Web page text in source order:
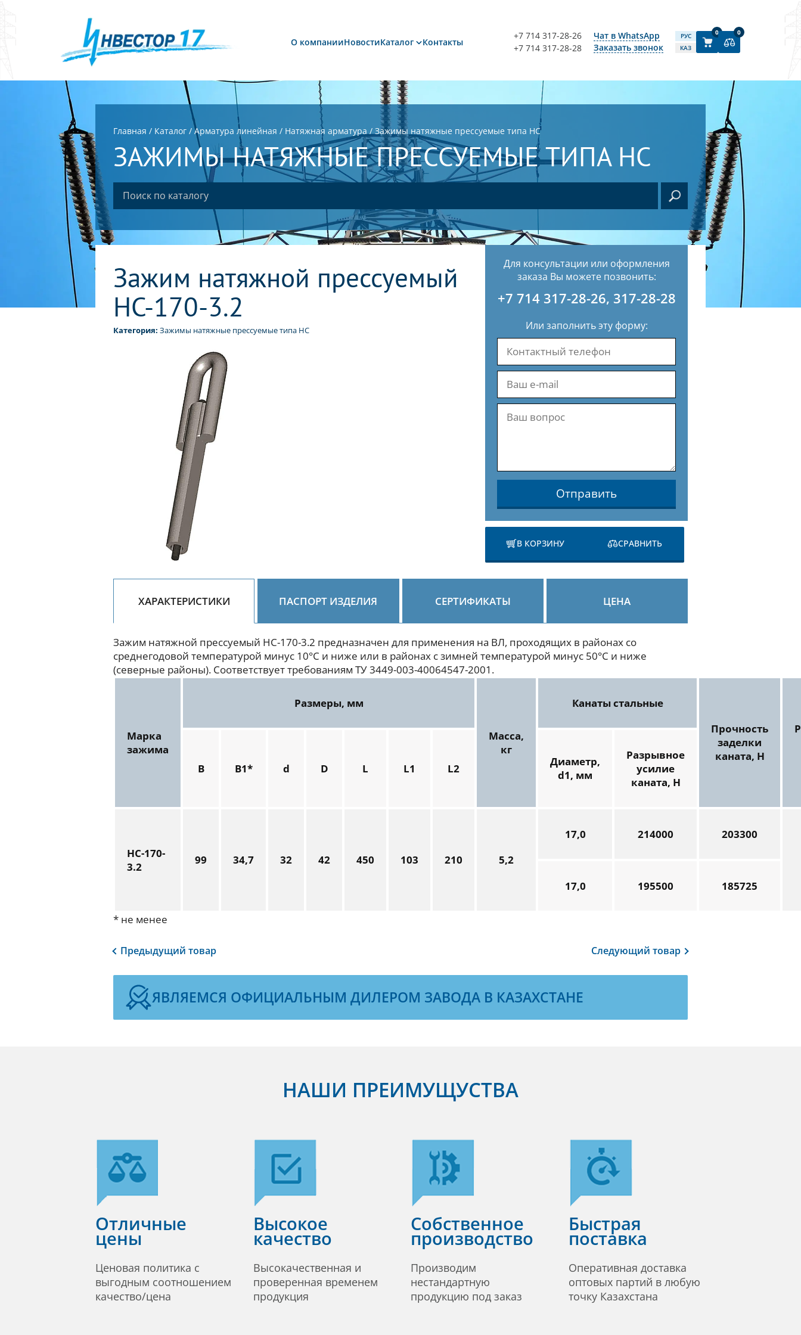
О компанииНовостиКаталог Контакты
+7 714 317-28-26
+7 714 317-28-28
Чат в WhatsApp
Заказать звонок
РУС
КАЗ
0 0
Главная / Каталог / Арматура линейная / Натяжная арматура / Зажимы натяжные прессуемые типа НС
ЗАЖИМЫ НАТЯЖНЫЕ ПРЕССУЕМЫЕ ТИПА НС
Зажим натяжной прессуемый
НС-170-3.2
Категория: Зажимы натяжные прессуемые типа НС
Для консультации или оформления
заказа Вы можете позвонить:
+7 714 317-28-26, 317-28-28
Или заполнить эту форму:
Отправить
В КОРЗИНУ СРАВНИТЬ
ХАРАКТЕРИСТИКИ ПАСПОРТ ИЗДЕЛИЯ СЕРТИФИКАТЫ ЦЕНА
Зажим натяжной прессуемый НС-170-3.2 предназначен для применения на ВЛ, проходящих в районах со
среднегодовой температурой минус 10°С и ниже или в районах с зимней температурой минус 50°С и ниже
(северные районы). Соответствует требованиям ТУ 3449-003-40064547-2001.
Марка
зажима
Размеры, мм
Масса,
кг
Канаты стальные
Прочность
заделки
каната, Н
В В1* d D L L1 L2
Диаметр,
d1, мм
Разрывное
усилие
каната, Н
НС-170-
3.2
99 34,7 32 42 450 103 210 5,2
17,0 214000 203300
17,0 195500 185725
* не менее
Предыдущий товар Следующий товар
ЯВЛЯЕМСЯ ОФИЦИАЛЬНЫМ ДИЛЕРОМ ЗАВОДА В КАЗАХСТАНЕ
НАШИ ПРЕИМУЩУСТВА
Отличные
цены
Ценовая политика с
выгодным соотношением
качество/цена
Высокое
качество
Высокачественная и
проверенная временем
продукция
Собственное
производство
Производим
нестандартную
продукцию под заказ
Быстрая
поставка
Оперативная доставка
оптовых партий в любую
точку Казахстана